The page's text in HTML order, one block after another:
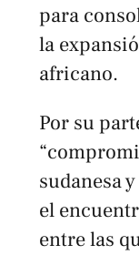
para
la
africano.
Por su
sudanesa
el
entre las